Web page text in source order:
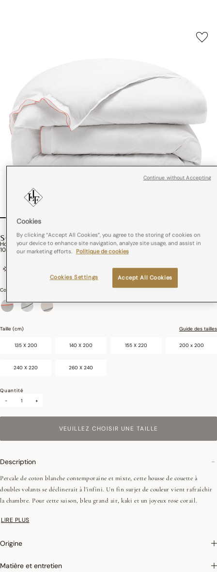
SONGE
Housse De Couette Songe Coton
105,00€
Couleurs :
Taille (cm) Guide des tailles
135 X 200 140 X 200 155 X 220 200 x 200
240 X 220 260 X 240
Quantité
-
+
VEUILLEZ CHOISIR UNE TAILLE
Description
Percale de coton blanche contemporaine et mixte, cette housse de couette à
doubles volants se déclinerait à l'infini. Un fin surjet de couleur vient rafraîchir
la chambre. Pour cette saison, bleu grand air, kaki et un joyeux rose corail.
- Double volants 4 cm
- Percale de coton 80 fils/cm²
Photographies :les photographies sont les plus fidèles possibles mais ne peuvent
LIRE PLUS
Origine
Matière et entretien
Cookies
By clicking “Accept All Cookies”, you agree to the storing of cookies on
your device to enhance site navigation, analyze site usage, and assist in
our marketing efforts. Politique de cookies
Accept All Cookies
Cookies Settings
Continue without Accepting